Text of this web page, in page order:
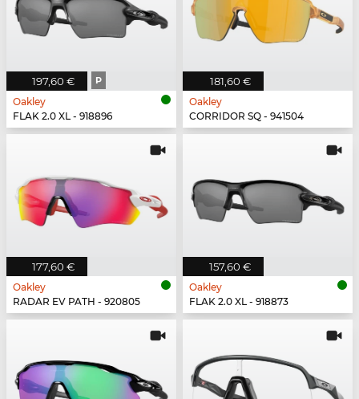
197,60 € P
Oakley
FLAK 2.0 XL - 918896
181,60 €
Oakley
CORRIDOR SQ - 941504
177,60 €
Oakley
RADAR EV PATH - 920805
157,60 €
Oakley
FLAK 2.0 XL - 918873